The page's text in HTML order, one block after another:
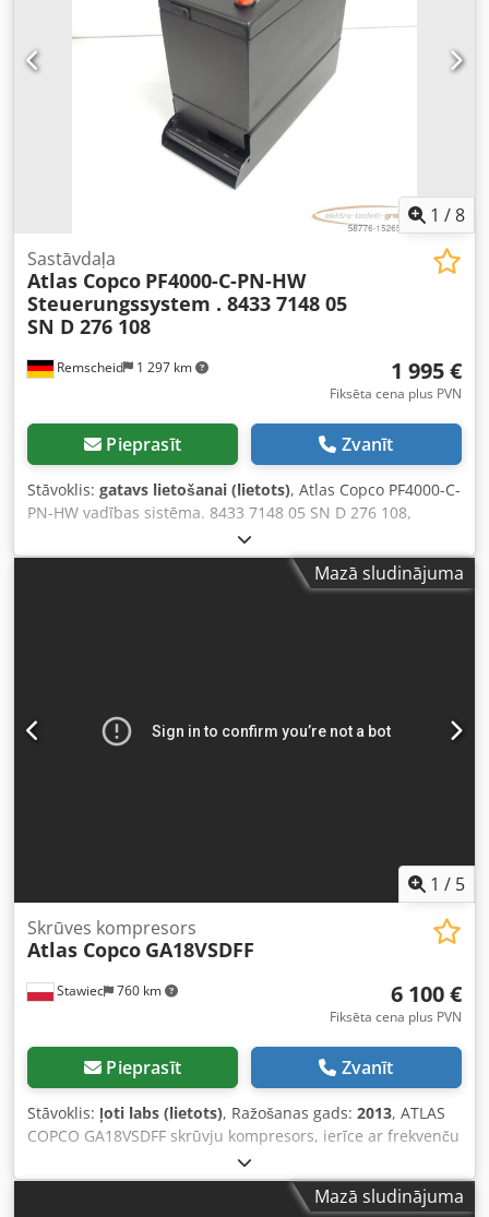
darba spiediens: 13 bar, jauda: 15 kW, maksimālā gaisa
plūsma: 155 m³/h, iekārtas izmēri (G/P/A): apm.
1900mm/700mm/1600mm, svars: apm. 400kg, darba
stundas: apm. 69 000 h. 3) Eļļas eļļots skrūvju kompresors
Atlas Copco GA15 rezerves daļām. Pieejama
dokumentācija. Apskate uz vietas iespējama. Dedpfx
1 /8
Remscheid 1 297 km
Sastāvdaļa
Atlas Copco PF4000-C-PN-HW
Steuerungssystem . 8433 7148 05
SN D 276 108
1 995 €
Fiksēta cena plus PVN
Pieprasīt Zvanīt
Stāvoklis: gatavs lietošanai (lietots), Atlas Copco PF4000-C-
PN-HW vadības sistēma. 8433 7148 05 SN D 276 108,
lietota, ar nelielām lietošanas pazīmēm, 100% darba
kārtībā, piegādes komplektācija atbilstoši fotogrāfijām.
Mazā sludinājuma
1 / 5
Stawiec 760 km
Skrūves kompresors
Atlas Copco GA18VSDFF
6 100 €
Fiksēta cena plus PVN
Pieprasīt Zvanīt
Stāvoklis: ļoti labs (lietots), Ražošanas gads: 2013, ATLAS
COPCO GA18VSDFF skrūvju kompresors, ierīce ar frekvenču
pārveidotāju un gaisa žāvētāju, pēc servisa Tehniskie dati:
Ražība: 3,62 m³/min; Dzinējs - 18,5 kW; Maksimālais
spiediens: 12,75 bar; Gads: 2013 Dodpsyt Hwhofx Abzsck
Mazā sludinājuma